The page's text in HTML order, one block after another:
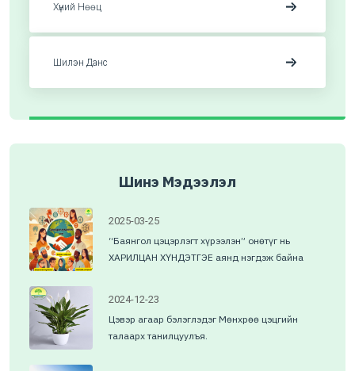
Хүний Нөөц
Шилэн Данс
Шинэ Мэдээлэл
2025-03-25
“Баянгол цэцэрлэгт хүрээлэн” онөтүг нь
ХАРИЛЦАН ХҮНДЭТГЭЕ аянд нэгдэж байна
2024-12-23
Цэвэр агаар бэлэглэдэг Мөнхрөө цэцгийн
талаарх танилцуулъя.